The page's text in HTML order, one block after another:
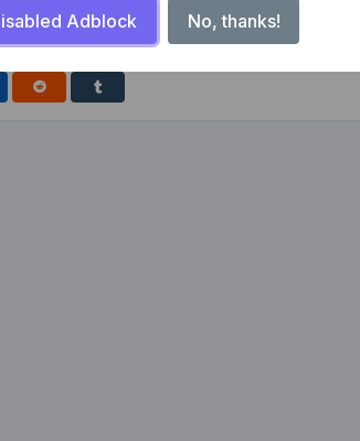
Adblock No, thanks!